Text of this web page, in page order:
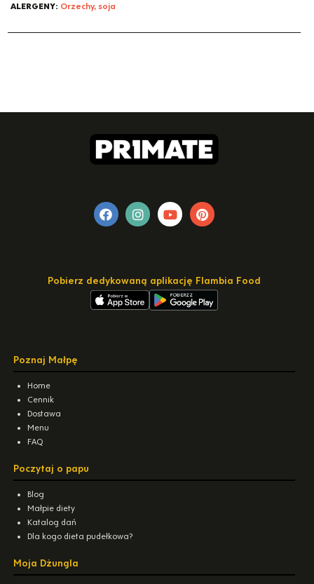
ALERGENY: Orzechy, soja
Pobierz dedykowaną aplikację Flambia Food
Poznaj Małpę
Home
Cennik
Dostawa
Menu
FAQ
Poczytaj o papu
Blog
Małpie diety
Katalog dań
Dla kogo dieta pudełkowa?
Moja Dżungla